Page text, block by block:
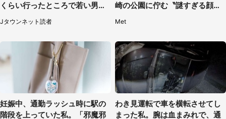
くらい行ったところで若い男性
が...（埼玉県・50代女性）
Jタウンネット読者
崎の公園に佇む〝謎すぎる顔〟
Met
妊娠中、通勤ラッシュ時に駅の
階段を上っていた私。「邪魔邪
わき見運転で車を横転させてし
まった私。腕は血まみれで、通